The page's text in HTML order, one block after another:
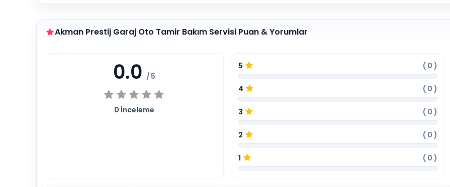
Akman Prestij Garaj Oto Tamir Bakım Servisi Puan & Yorumlar
0.0 / 5
0 İnceleme
5 ( 0 )
4 ( 0 )
3 ( 0 )
2 ( 0 )
1 ( 0 )